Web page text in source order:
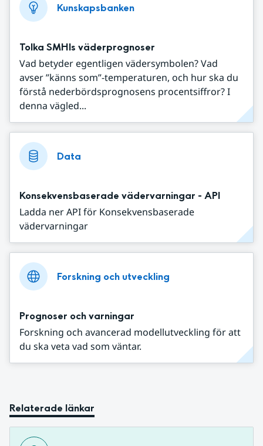
Kunskapsbanken
Tolka SMHIs väderprognoser
Vad betyder egentligen vädersymbolen? Vad
avser ”känns som”-temperaturen, och hur ska du
förstå nederbördsprognosens procentsiffror? I
denna vägled...
Data
Konsekvensbaserade vädervarningar - API
Ladda ner API för Konsekvensbaserade
vädervarningar
Forskning och utveckling
Prognoser och varningar
Forskning och avancerad modellutveckling för att
du ska veta vad som väntar.
Relaterade länkar